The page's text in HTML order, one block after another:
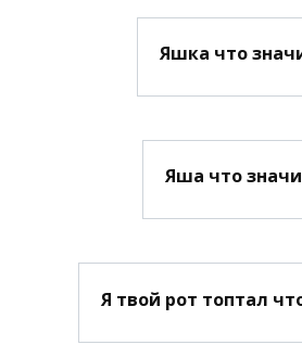
Яшка что
Яша что
Я твой рот топтал